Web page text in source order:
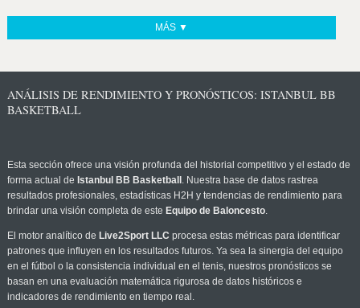
MÁS ▼
ANÁLISIS DE RENDIMIENTO Y PRONÓSTICOS: ISTANBUL BB
BASKETBALL
Esta sección ofrece una visión profunda del historial competitivo y el estado de
forma actual de Istanbul BB Basketball . Nuestra base de datos rastrea
resultados profesionales, estadísticas H2H y tendencias de rendimiento para
brindar una visión completa de este Equipo de Baloncesto.
El motor analítico de Live2Sport LLC procesa estas métricas para identificar
patrones que influyen en los resultados futuros. Ya sea la sinergia del equipo
en el fútbol o la consistencia individual en el tenis, nuestros pronósticos se
basan en una evaluación matemática rigurosa de datos históricos e
indicadores de rendimiento en tiempo real.